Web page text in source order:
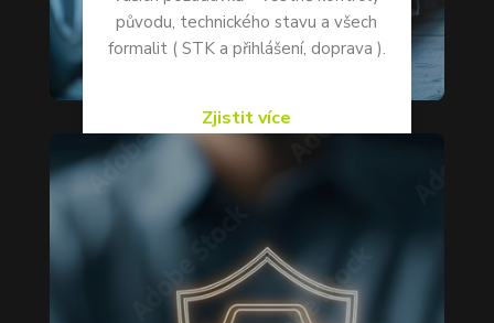
původu, technického stavu a všech
formalit ( STK a přihlášení, doprava ).
Zjistit více